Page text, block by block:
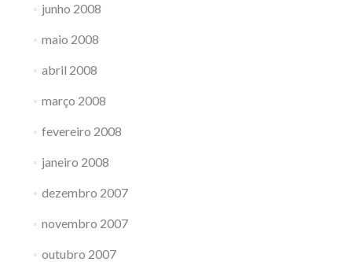
junho 2008
maio 2008
abril 2008
março 2008
fevereiro 2008
janeiro 2008
dezembro 2007
novembro 2007
outubro 2007